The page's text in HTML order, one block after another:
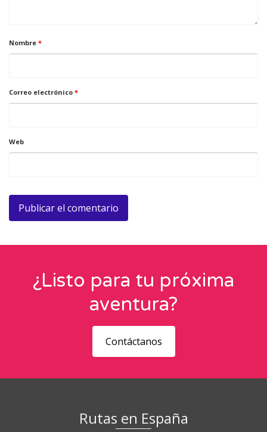
Nombre *
Correo electrónico *
Web
¿Listo para tu próxima
aventura?
Contáctanos
Rutas en España